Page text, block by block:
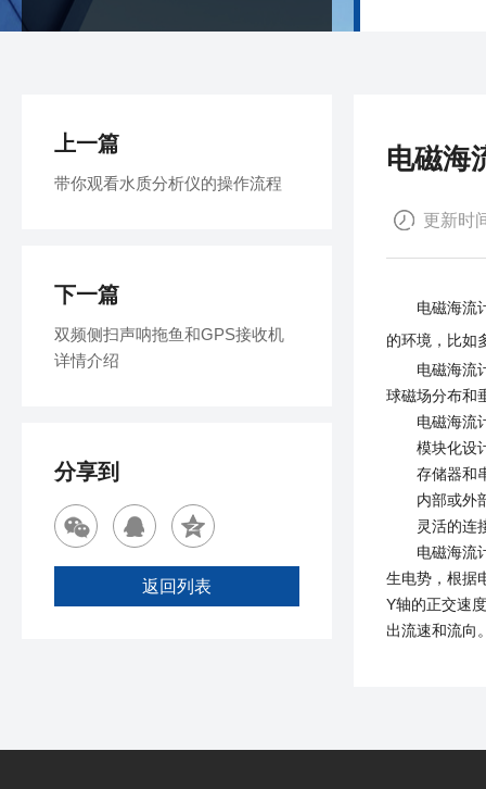
电磁海
更新时
电磁海流计
的环境，比如
电磁海流计
球磁场分布和
电磁海流
模块化设计
存储器和串
内部或外部
灵活的连接
电磁海流计
生电势，根据
Y轴的正交速
出流速和流向
上一篇
带你观看水质分析仪的操作流程
下一篇
双频侧扫声呐拖鱼和GPS接收机
详情介绍
分享到
返回列表